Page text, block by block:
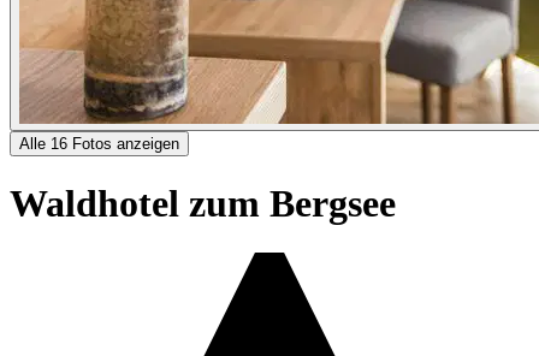
Alle 16 Fotos anzeigen
Waldhotel zum Bergsee